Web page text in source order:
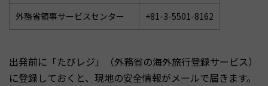
外務省領事サービスセンター +81-3-5501-8162
出発前に「たびレジ」（外務省の海外旅行登録サービス）
に登録しておくと、現地の安全情報がメールで届きます。